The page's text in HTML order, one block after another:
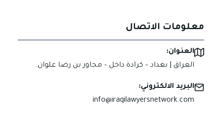
معلومات الاتصال
العنوان:
العراق | بغداد – كرادة داخل – مجاور بن رضا علوان.
البريد الالكتروني:
info@iraqilawyersnetwork.com